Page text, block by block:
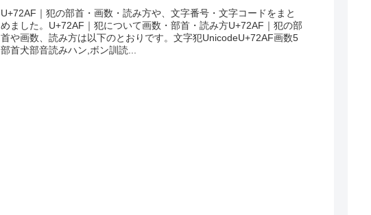
U+72AF｜犯の部首・画数・読み方や、文字番号・文字コードをまと
めました。U+72AF｜犯について画数・部首・読み方U+72AF｜犯の部
首や画数、読み方は以下のとおりです。文字犯UnicodeU+72AF画数5
部首犬部音読みハン,ボン訓読...